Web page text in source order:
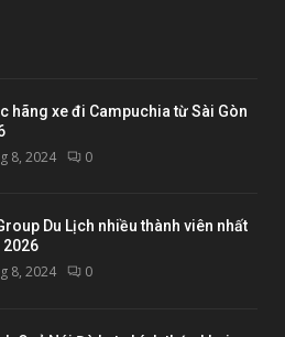
hãng xe đi Campuchia từ Sài Gòn
8, 2024 0
Du Lịch nhiều thành viên nhất
2026
8, 2024 0